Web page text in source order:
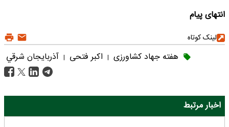
انتهای پیام
لینک کوتاه
هفته جهاد کشاورزی | اکبر فتحی | آذربايجان شرقي
اخبار مرتبط